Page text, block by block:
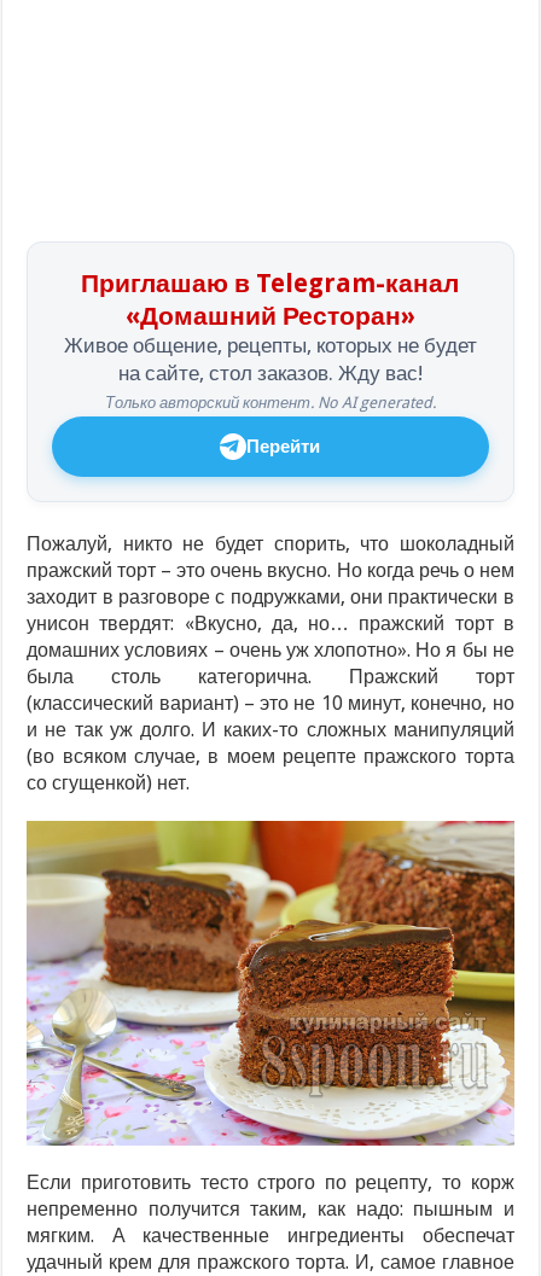
Приглашаю в Telegram-канал
«Домашний Ресторан»
Живое общение, рецепты, которых не будет
на сайте, стол заказов. Жду вас!
Только авторский контент. No AI generated.
Перейти
Пожалуй, никто не будет спорить, что шоколадный
пражский торт – это очень вкусно. Но когда речь о нем
заходит в разговоре с подружками, они практически в
унисон твердят: «Вкусно, да, но… пражский торт в
домашних условиях – очень уж хлопотно». Но я бы не
была столь категорична. Пражский торт
(классический вариант) – это не 10 минут, конечно, но
и не так уж долго. И каких-то сложных манипуляций
(во всяком случае, в моем рецепте пражского торта
со сгущенкой) нет.
Если приготовить тесто строго по рецепту, то корж
непременно получится таким, как надо: пышным и
мягким. А качественные ингредиенты обеспечат
удачный крем для пражского торта. И, самое главное